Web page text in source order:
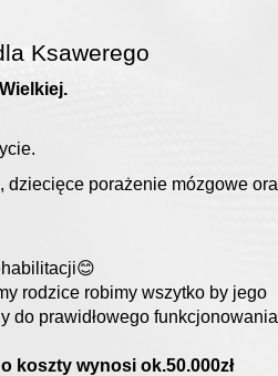
Ksawerego
porażenie mózgowe
rodzice robimy wszytko by jego
do prawidłowego funkcjonowania
koszty wynosi ok.50.000zł